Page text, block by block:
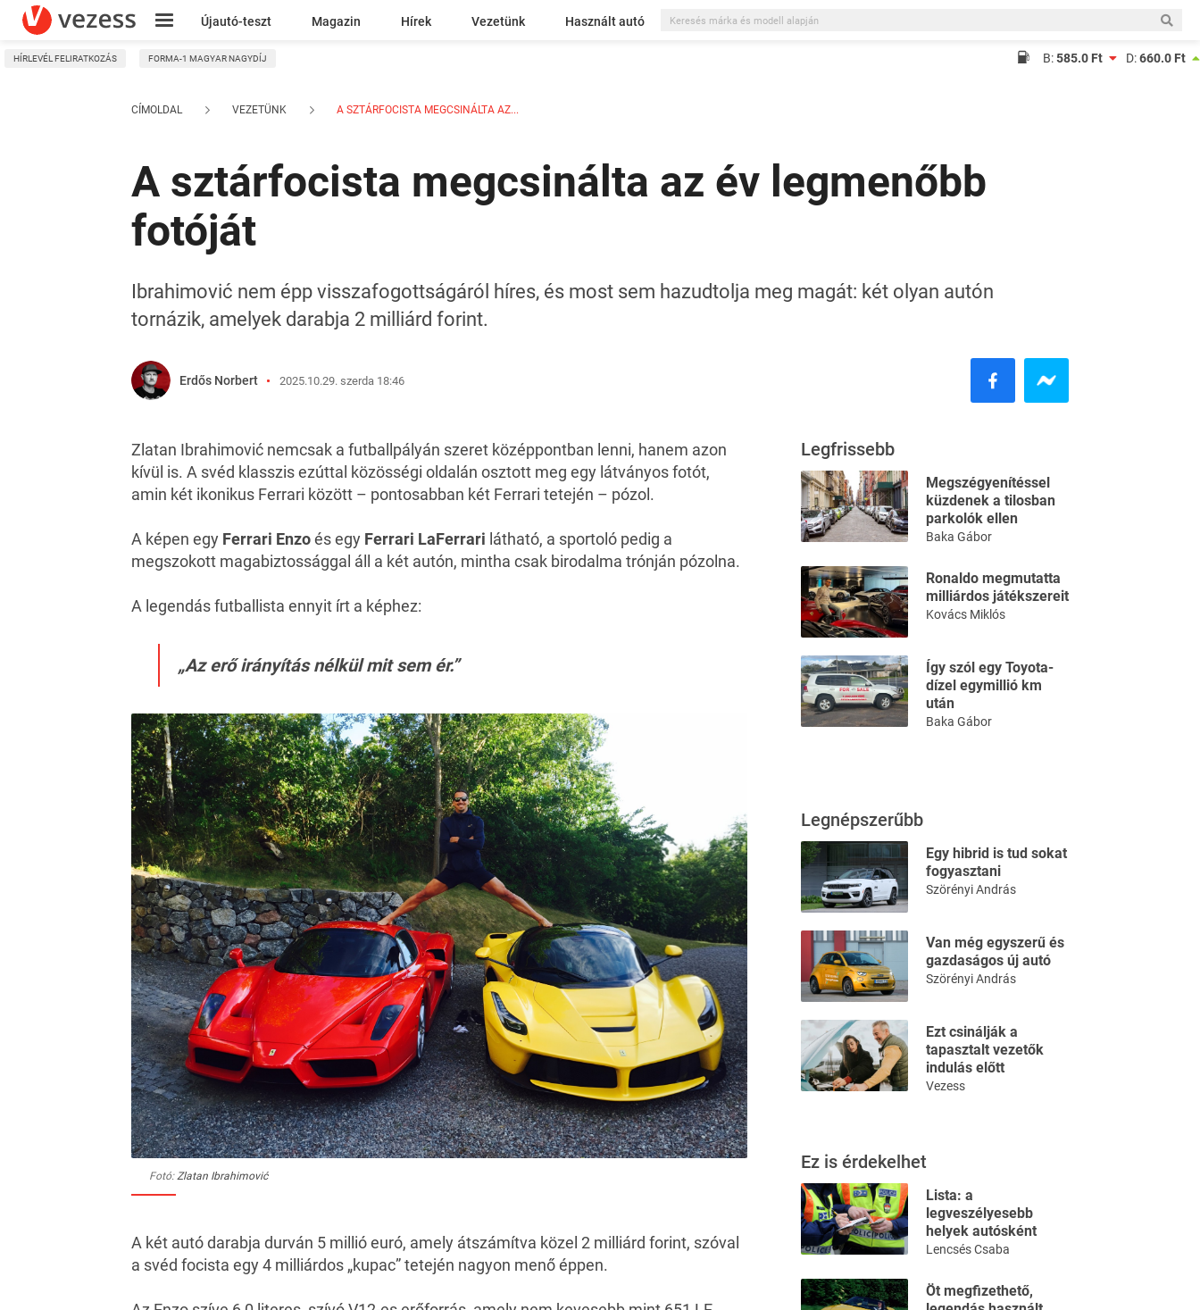
Újautó-teszt Magazin Hírek Vezetünk Használt autó
Kresz
HÍRLEVÉL FELIRATKOZÁS FORMA-1 MAGYAR NAGYDÍJ B:585.0 Ft D:660.0 Ft
CÍMOLDAL VEZETÜNK A SZTÁRFOCISTA MEGCSINÁLTA AZ...
A sztárfocista megcsinálta az év legmenőbb
fotóját
Ibrahimović nem épp visszafogottságáról híres, és most sem hazudtolja meg magát: két olyan autón
tornázik, amelyek darabja 2 milliárd forint.
Erdős Norbert 2025.10.29. szerda 18:46
Zlatan Ibrahimović nemcsak a futballpályán szeret középpontban lenni, hanem azon
kívül is. A svéd klasszis ezúttal közösségi oldalán osztott meg egy látványos fotót,
amin két ikonikus Ferrari között – pontosabban két Ferrari tetején – pózol.
A képen egy Ferrari Enzoés egy Ferrari LaFerrari látható, a sportoló pedig a
megszokott magabiztossággal áll a két autón, mintha csak birodalma trónján pózolna.
A legendás futballista ennyit írt a képhez:
„Az erő irányítás nélkül mit sem ér.”
Fotó: Zlatan Ibrahimović
A két autó darabja durván 5 millió euró, amely átszámítva közel 2 milliárd forint, szóval
a svéd focista egy 4 milliárdos „kupac” tetején nagyon menő éppen.
Legfrissebb
Megszégyenítéssel
küzdenek a tilosban
parkolók ellen
Baka Gábor
Ronaldo megmutatta
milliárdos játékszereit
Kovács Miklós
Így szól egy Toyota-
dízel egymillió km
után
Baka Gábor
Legnépszerűbb
Egy hibrid is tud sokat
fogyasztani
Szörényi András
Van még egyszerű és
gazdaságos új autó
Szörényi András
Ezt csinálják a
tapasztalt vezetők
indulás előtt
Vezess
Ez is érdekelhet
Lista: a
legveszélyesebb
helyek autósként
Lencsés Csaba
Öt megfizethető,